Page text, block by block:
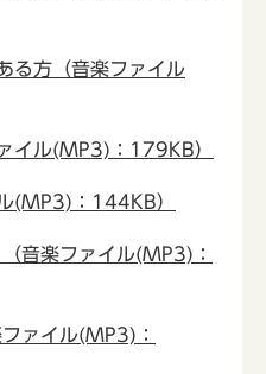
る方（音楽ファイル
イル(MP3)：179KB）
(MP3)：144KB）
音楽ファイル(MP3)：
ァイル(MP3)：